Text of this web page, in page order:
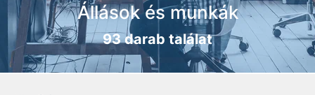
Állások és munkák
93 darab találat